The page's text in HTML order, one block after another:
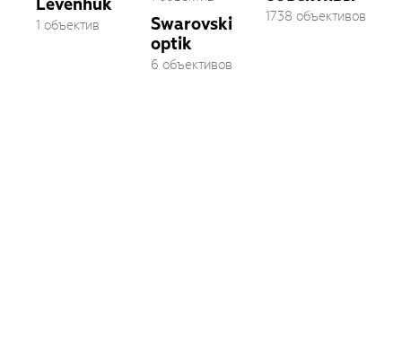
1 объектив
Swarovski
optik
6 объективов
1738 объективов